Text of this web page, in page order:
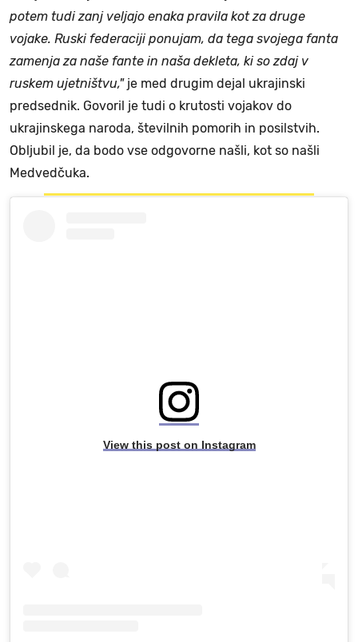
potem tudi zanj veljajo enaka pravila kot za druge
vojake. Ruski federaciji ponujam, da tega svojega fanta
zamenja za naše fante in naša dekleta, ki so zdaj v
ruskem ujetništvu,"je med drugim dejal ukrajinski
predsednik. Govoril je tudi o krutosti vojakov do
ukrajinskega naroda, številnih pomorih in posilstvih.
Obljubil je, da bodo vse odgovorne našli, kot so našli
Medvedčuka.
View this post on Instagram